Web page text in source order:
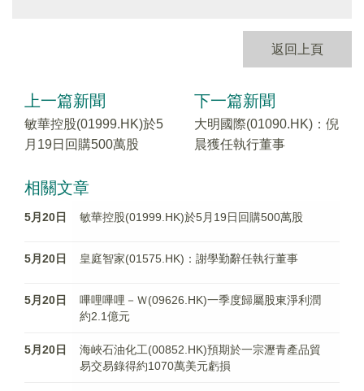
返回上頁
上一篇新聞
敏華控股(01999.HK)於5
月19日回購500萬股
下一篇新聞
大明國際(01090.HK)：倪
晨獲任執行董事
相關文章
5月20日 敏華控股(01999.HK)於5月19日回購500萬股
5月20日 皇庭智家(01575.HK)：謝學勤辭任執行董事
5月20日
嗶哩嗶哩－Ｗ(09626.HK)一季度歸屬股東淨利潤
約2.1億元
5月20日
海峽石油化工(00852.HK)預期於一宗瀝青產品貿
易交易錄得約1070萬美元虧損